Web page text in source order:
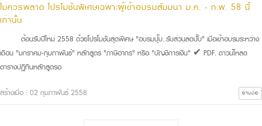
ไม่ควรพลาด โปรโมชั่นพิเศษเฉพาะผู้เข้าอบรมสัมมนา ม.ค. - ก.พ. 58 นี้
เท่านั้น
ต้อนรับปีใหม่ 2558 ด้วยโปรโมชั่นสุดพิเศษ "อบรมปุ๊บ..รับส่วนลดปั๊บ" เมื่อเข้าอบรมระหว่าง
เดือน "มกราคม-กุมภาพันธ์" หลักสูตร "ภาษีอากร" หรือ "บัญชีการเงิน" ✔ PDF. ดาวน์โหลด
ตารางปฏิทินหลักสูตรอ
สร้างเมื่อ : 02 กุมภาพันธ์ 2558 อ่านต่อ